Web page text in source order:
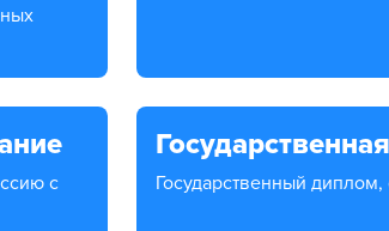
Государственный